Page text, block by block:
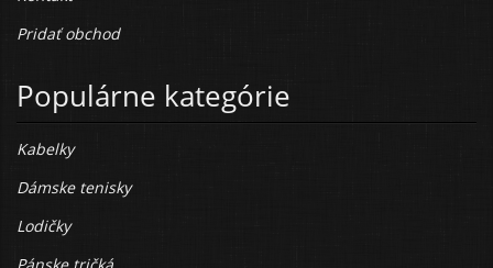
Pridať obchod
Populárne kategórie
Kabelky
Dámske tenisky
Lodičky